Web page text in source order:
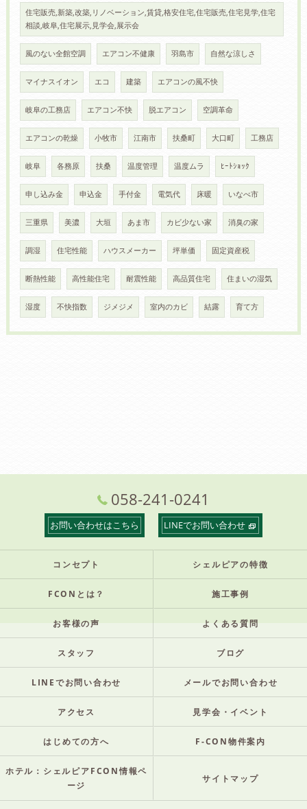
住宅販売,新築,改築,リノベーション,賃貸,格安住宅,住宅販売,住宅見学,住宅
相談,岐阜,住宅展示,見学会,展示会
風のない全館空調 エアコン不健康 羽島市 自然な涼しさ
マイナスイオン エコ 建築 エアコンの風不快
岐阜の工務店 エアコン不快 脱エアコン 空調革命
エアコンの乾燥 小牧市 江南市 扶桑町 大口町 工務店
岐阜 各務原 扶桑 温度管理 温度ムラ ﾋｰﾄｼｮｯｸ
申し込み金 申込金 手付金 電気代 床暖 いなべ市
三重県 美濃 大垣 あま市 カビ少ない家 消臭の家
調湿 住宅性能 ハウスメーカー 坪単価 固定資産税
断熱性能 高性能住宅 耐震性能 高品質住宅 住まいの湿気
湿度 不快指数 ジメジメ 室内のカビ 結露 育て方
058-241-0241
お問い合わせはこちら LINEでお問い合わせ
コンセプト シェルピアの特徴
FCONとは？ 施工事例
お客様の声 よくある質問
スタッフ ブログ
LINEでお問い合わせ メールでお問い合わせ
アクセス 見学会・イベント
はじめての方へ F-CON物件案内
ホテル：シェルピアFCON情報ペ
ージ
サイトマップ